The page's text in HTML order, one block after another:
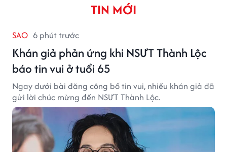
TIN MỚI
SAO 6 phút trước
Khán giả phản ứng khi NSƯT Thành Lộc
báo tin vui ở tuổi 65
Ngay dưới bài đăng công bố tin vui, nhiều khán giả đã
gửi lời chúc mừng đến NSƯT Thành Lộc.